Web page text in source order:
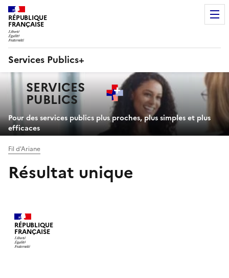
RÉPUBLIQUE
FRANÇAISE
Services Publics+
principaleSERVICES
PUBLICS+
Pour des services publics plus proches, plus simples et plus
efficaces
Fil d'Ariane
Résultat unique
RÉPUBLIQUE
FRANÇAISE